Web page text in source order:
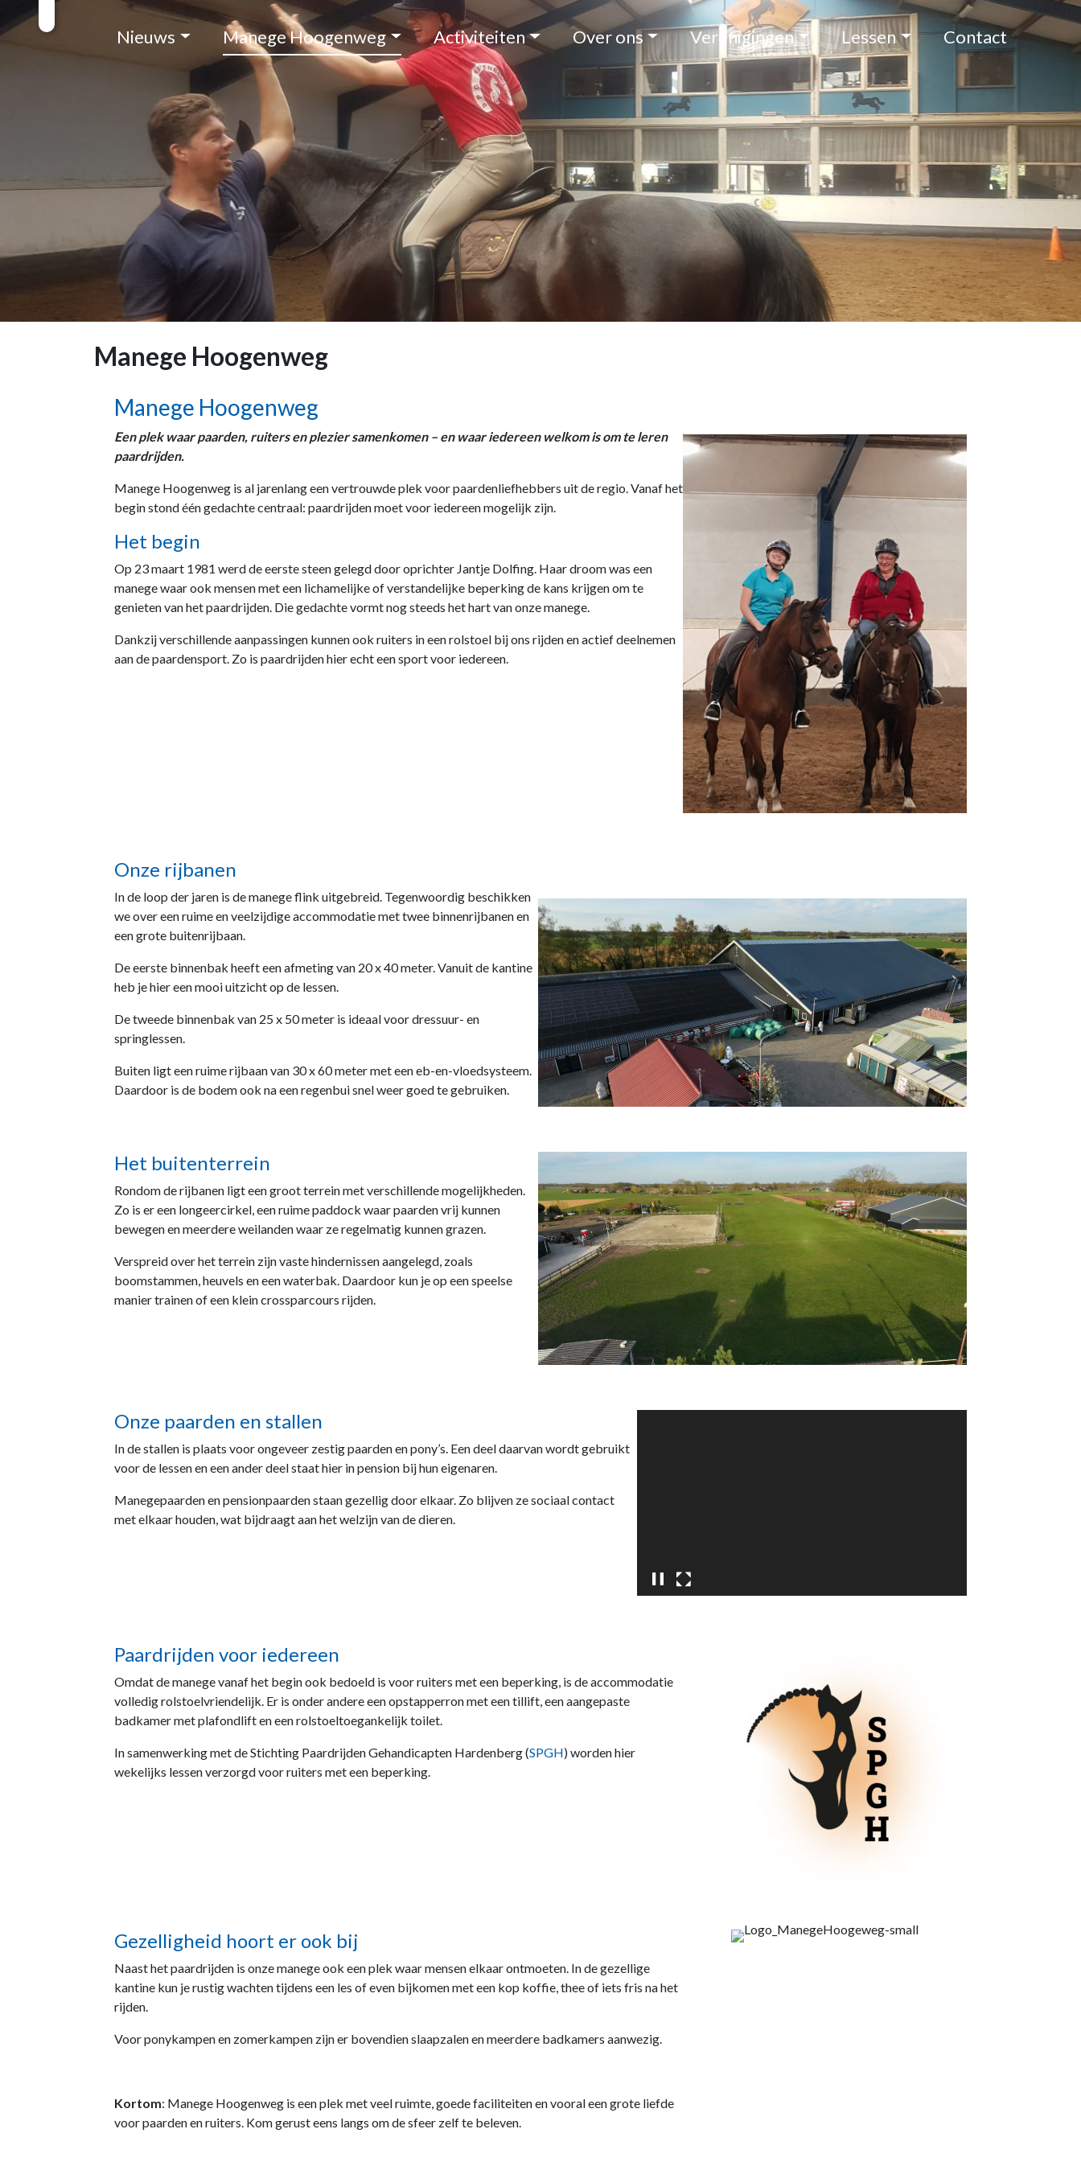
Nieuws Manege Hoogenweg Activiteiten Over ons Verenigingen Lessen Contact
Manege Hoogenweg
Manege Hoogenweg
Een plek waar paarden, ruiters en plezier samenkomen – en waar iedereen welkom is om te leren
paardrijden.
Manege Hoogenweg is al jarenlang een vertrouwde plek voor paardenliefhebbers uit de regio. Vanaf het
begin stond één gedachte centraal: paardrijden moet voor iedereen mogelijk zijn.
Het begin
Op 23 maart 1981 werd de eerste steen gelegd door oprichter Jantje Dolfing. Haar droom was een
manege waar ook mensen met een lichamelijke of verstandelijke beperking de kans krijgen om te
genieten van het paardrijden. Die gedachte vormt nog steeds het hart van onze manege.
Dankzij verschillende aanpassingen kunnen ook ruiters in een rolstoel bij ons rijden en actief deelnemen
aan de paardensport. Zo is paardrijden hier echt een sport voor iedereen.
Onze rijbanen
In de loop der jaren is de manege flink uitgebreid. Tegenwoordig beschikken
we over een ruime en veelzijdige accommodatie met twee binnenrijbanen en
een grote buitenrijbaan.
De eerste binnenbak heeft een afmeting van 20 x 40 meter. Vanuit de kantine
heb je hier een mooi uitzicht op de lessen.
De tweede binnenbak van 25 x 50 meter is ideaal voor dressuur- en
springlessen.
Buiten ligt een ruime rijbaan van 30 x 60 meter met een eb-en-vloedsysteem.
Daardoor is de bodem ook na een regenbui snel weer goed te gebruiken.
Het buitenterrein
Rondom de rijbanen ligt een groot terrein met verschillende mogelijkheden.
Zo is er een longeercirkel, een ruime paddock waar paarden vrij kunnen
bewegen en meerdere weilanden waar ze regelmatig kunnen grazen.
Verspreid over het terrein zijn vaste hindernissen aangelegd, zoals
boomstammen, heuvels en een waterbak. Daardoor kun je op een speelse
manier trainen of een klein crossparcours rijden.
Onze paarden en stallen
In de stallen is plaats voor ongeveer zestig paarden en pony’s. Een deel daarvan wordt gebruikt
voor de lessen en een ander deel staat hier in pension bij hun eigenaren.
Manegepaarden en pensionpaarden staan gezellig door elkaar. Zo blijven ze sociaal contact
met elkaar houden, wat bijdraagt aan het welzijn van de dieren.
Paardrijden voor iedereen
Omdat de manege vanaf het begin ook bedoeld is voor ruiters met een beperking, is de accommodatie
volledig rolstoelvriendelijk. Er is onder andere een opstapperron met een tillift, een aangepaste
badkamer met plafondlift en een rolstoeltoegankelijk toilet.
In samenwerking met de Stichting Paardrijden Gehandicapten Hardenberg (SPGH) worden hier
wekelijks lessen verzorgd voor ruiters met een beperking.
Gezelligheid hoort er ook bij
Naast het paardrijden is onze manege ook een plek waar mensen elkaar ontmoeten. In de gezellige
kantine kun je rustig wachten tijdens een les of even bijkomen met een kop koffie, thee of iets fris na het
rijden.
Voor ponykampen en zomerkampen zijn er bovendien slaapzalen en meerdere badkamers aanwezig.
Kortom: Manege Hoogenweg is een plek met veel ruimte, goede faciliteiten en vooral een grote liefde
voor paarden en ruiters. Kom gerust eens langs om de sfeer zelf te beleven.